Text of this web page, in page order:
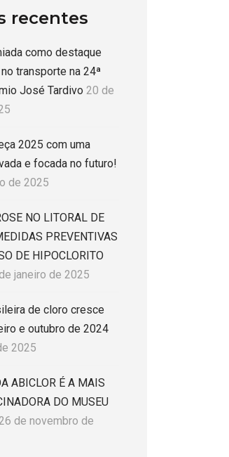
recentes
como destaque
transporte na 24ª
José Tardivo 20 de
2025 com uma
e focada no futuro!
de 2025
NO LITORAL DE
PREVENTIVAS
DE HIPOCLORITO
janeiro de 2025
de cloro cresce
e outubro de 2024
2025
ABICLOR É A MAIS
DO MUSEU
de novembro de